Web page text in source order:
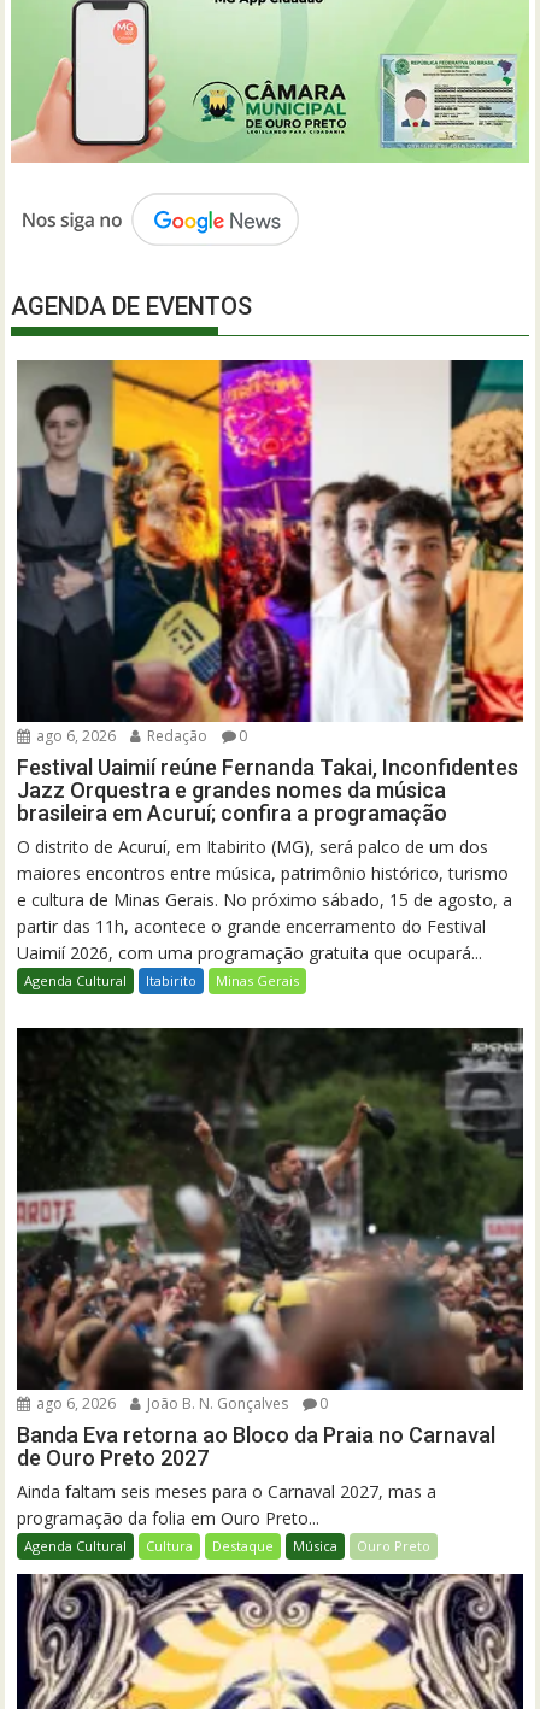
AGENDA DE EVENTOS
ago 6, 2026 Redação 0
Festival Uaimií reúne Fernanda Takai, Inconfidentes
Jazz Orquestra e grandes nomes da música
brasileira em Acuruí; confira a programação
O distrito de Acuruí, em Itabirito (MG), será palco de um dos
maiores encontros entre música, patrimônio histórico, turismo
e cultura de Minas Gerais. No próximo sábado, 15 de agosto, a
partir das 11h, acontece o grande encerramento do Festival
Uaimií 2026, com uma programação gratuita que ocupará...
Agenda Cultural Itabirito Minas Gerais
ago 6, 2026 João B. N. Gonçalves 0
Banda Eva retorna ao Bloco da Praia no Carnaval
de Ouro Preto 2027
Ainda faltam seis meses para o Carnaval 2027, mas a
programação da folia em Ouro Preto...
Agenda Cultural Cultura Destaque Música Ouro Preto